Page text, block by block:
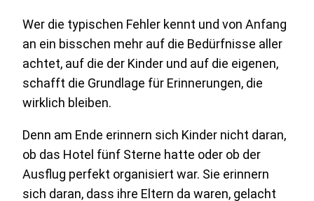
Wer die typischen Fehler kennt und von Anfang
an ein bisschen mehr auf die Bedürfnisse aller
achtet, auf die der Kinder und auf die eigenen,
schafft die Grundlage für Erinnerungen, die
wirklich bleiben.
Denn am Ende erinnern sich Kinder nicht daran,
ob das Hotel fünf Sterne hatte oder ob der
Ausflug perfekt organisiert war. Sie erinnern
sich daran, dass ihre Eltern da waren, gelacht